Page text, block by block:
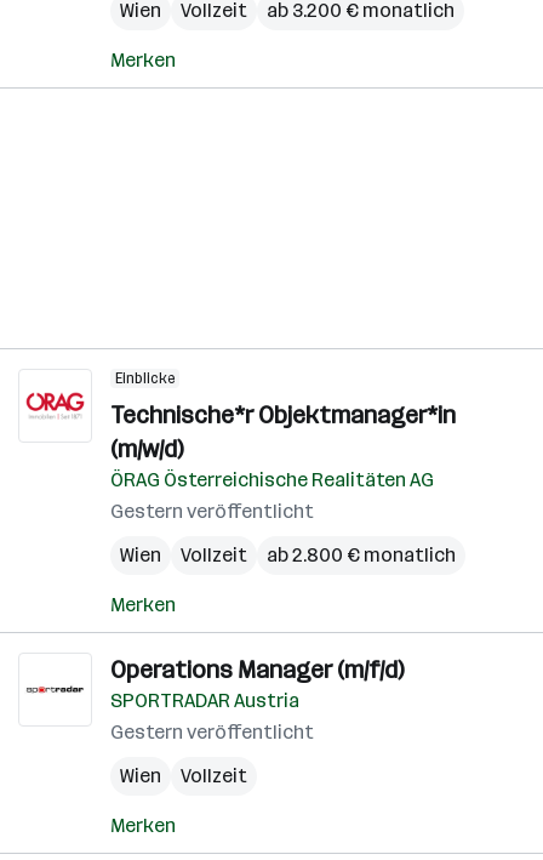
Wien Vollzeit ab 3.200 € monatlich
Merken
Einblicke
Technische*r Objektmanager*in
(m/w/d)
ÖRAG Österreichische Realitäten AG
Gestern veröffentlicht
Wien
Vollzeit ab 2.800 € monatlich
Merken
Operations Manager (m/f/d)
SPORTRADAR Austria
Gestern veröffentlicht
Wien
Vollzeit
Merken